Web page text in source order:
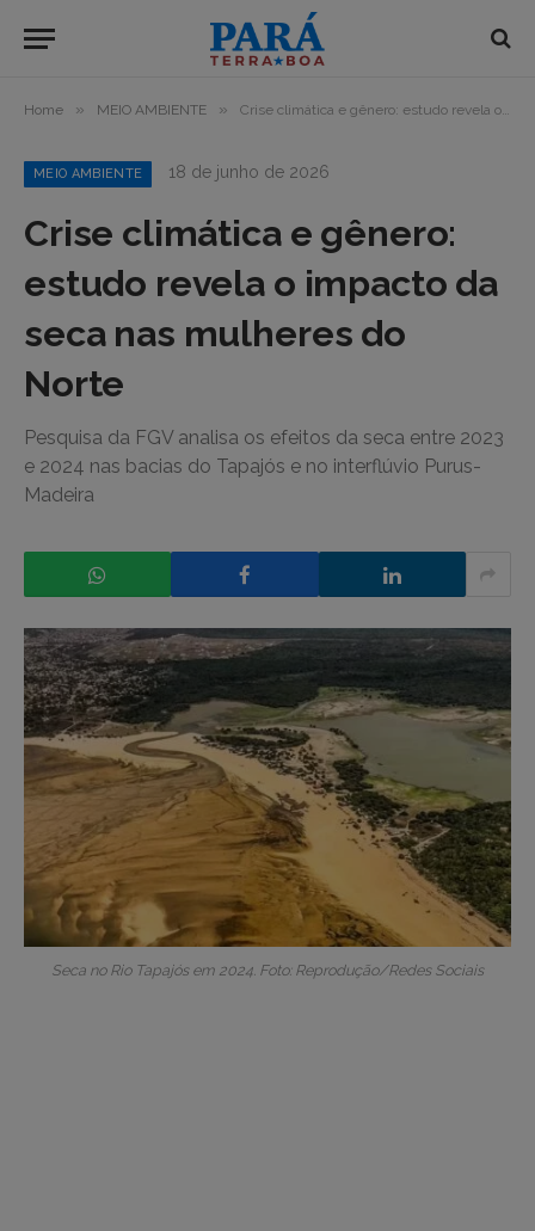
Home » MEIO AMBIENTE » Crise climática e gênero: estudo revela o impacto da seca nas mulheres do Norte
MEIO AMBIENTE 18 de junho de 2026
Crise climática e gênero:
estudo revela o impacto da
seca nas mulheres do
Norte
Pesquisa da FGV analisa os efeitos da seca entre 2023
e 2024 nas bacias do Tapajós e no interflúvio Purus-
Madeira
Seca no Rio Tapajós em 2024. Foto: Reprodução/Redes Sociais